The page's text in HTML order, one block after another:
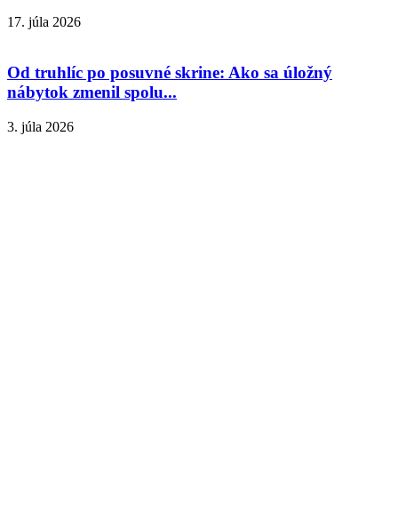
17. júla 2026
Od truhlíc po posuvné skrine: Ako sa úložný
nábytok zmenil spolu...
3. júla 2026